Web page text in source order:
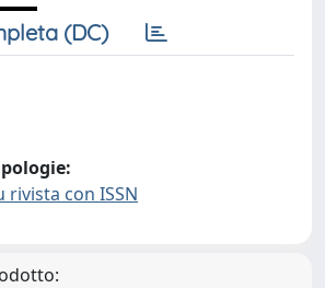
(DC)
rivista con ISSN